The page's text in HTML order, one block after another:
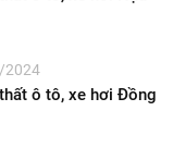
2024
thất ô tô, xe hơi Đồng